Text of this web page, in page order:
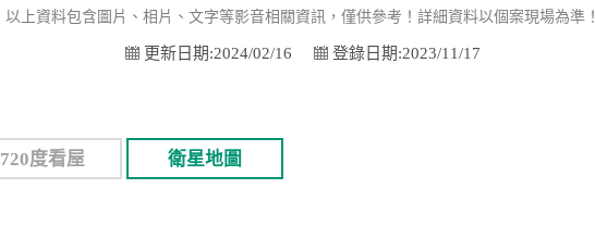
以上資料包含圖片、相片、文字等影音相關資訊，僅供參考！詳細資料以個案現場為準！
更新日期:2024/02/16 登錄日期:2023/11/17
720度看屋 衛星地圖